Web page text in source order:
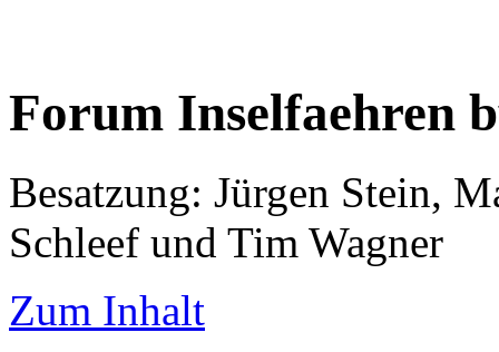
Forum Inselfaehren
Besatzung: Jürgen Stein,
Schleef und Tim Wagner
Zum Inhalt